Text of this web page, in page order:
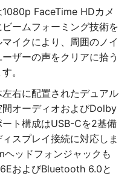
1080p FaceTime HDカメ
ームフォーミング技術を
イクにより、周囲のノイ
ザーの声をクリアに拾う
。
右に配置されたデュアル
間オーディオおよびDolby
ト構成はUSB-Cを2基備
スプレイ接続に対応しま
ッドフォンジャックも
およびBluetooth 6.0と